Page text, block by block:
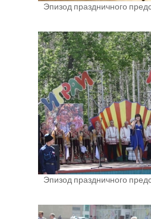
Эпизод праздничного
Эпизод праздничного